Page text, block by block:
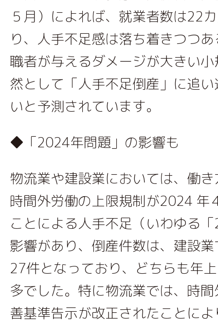
５月）によれば、就業者数は22
り、人手不足感は落ち着きつつ
職者が与えるダメージが大きい
然として「人手不足倒産」に追
いと予測されています。
◆「2024年問題」の影響も
物流業や建設業においては、働
時間外労働の上限規制が2024 年
ことによる人手不足（いわゆる
影響があり、倒産件数は、建設
27件となっており、どちらも年
多でした。特に物流業では、時
善基準告示が改正されたことに